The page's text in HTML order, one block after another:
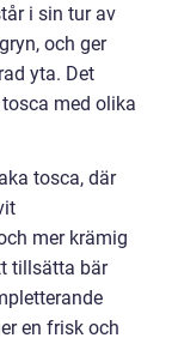
i sin tur av
och ger
yta. Det
med olika
tosca, där
mer krämig
tillsätta bär
en frisk och